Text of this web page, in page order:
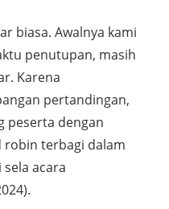
biasa. Awalnya kami
penutupan, masih
Karena
pertandingan,
peserta dengan
terbagi dalam
acara